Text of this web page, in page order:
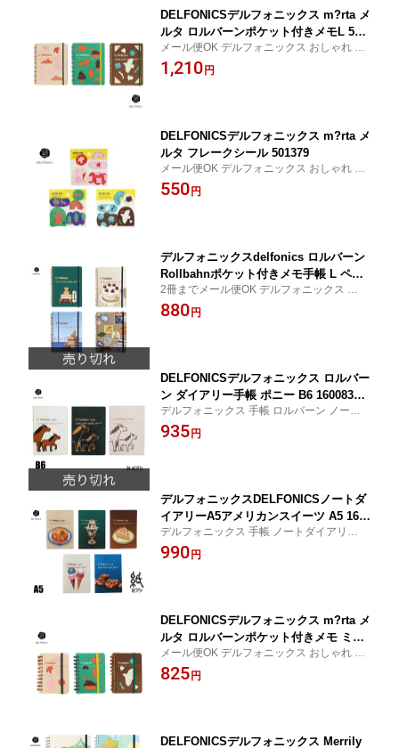
DELFONICSデルフォニックス m?rta メ
ルタ ロルバーンポケット付きメモL 501
378
メール便OK デルフォニックス おしゃれ か
わいい 学生 ガーリー 習い事 女性 大人 女子
文具博 シンプルで飽きのこないデザイン 使
1,210 円
DELFONICSデルフォニックス m?rta メ
ルタ フレークシール 501379
メール便OK デルフォニックス おしゃれ か
わいい 学生 ガーリー 女性 大人 女子文具博
シンプルで飽きのこないデザイン 使いやす
550 円
デルフォニックスdelfonics ロルバーン
Rollbahnポケット付きメモ手帳 L ペリ
ープル 501345
2冊までメール便OK デルフォニックス おし
ゃれ かわいい 学生 ガーリー 習い事 女性 大
人 女子文具博 シンプルで飽きのこないデザ
880 円
DELFONICSデルフォニックス ロルバー
ン ダイアリー手帳 ポニー B6 160083全
3色 2025年10月はじまり2026年12月版
デルフォニックス 手帳 ロルバーン ノート
ダイアリー ポニー 午 ウマ 干支 コンパクト
おすすめ 人気 マンスリー ダイアリー手帳 2
935 円
デルフォニックスDELFONICSノートダ
イアリーA5アメリカンスイーツ A5 160
087全5色 2025年10月はじまり2026年12
月版
デルフォニックス 手帳 ノートダイアリー
アメリカンスイーツ コンパクト 人気 かわ
いい おしゃれ 2026年版 ダイアリー スケジ
990 円
DELFONICSデルフォニックス m?rta メ
ルタ ロルバーンポケット付きメモ ミニ
501376
メール便OK デルフォニックス おしゃれ か
わいい 学生 ガーリー 習い事 女性 大人 女子
文具博 シンプルで飽きのこないデザイン 使
825 円
DELFONICSデルフォニックス Merrily